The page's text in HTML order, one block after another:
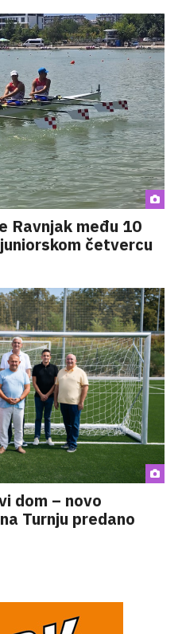
Ravnjak među 10
četvercu
dom – novo
Turnju predano